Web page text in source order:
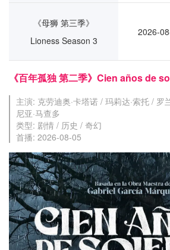
《母狮 第三季》
Lioness Season 3
2026-
《百年孤独 第二季》Cien años de
主演: 克劳迪奥·卡塔诺 / 玛莉达·索托 / 罗
尼亚·马查多
类型: 剧情 / 历史 / 奇幻
首播: 2026-08-05